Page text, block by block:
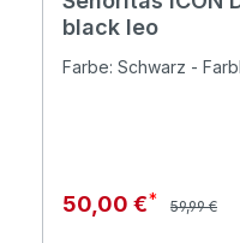
black leo
Farbe: Schwarz -
Verkaufspreis:
50,00 € Regulärer
59,99 €